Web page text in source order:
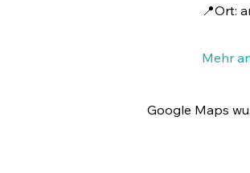
📍Ort:
Mehr
Google Maps